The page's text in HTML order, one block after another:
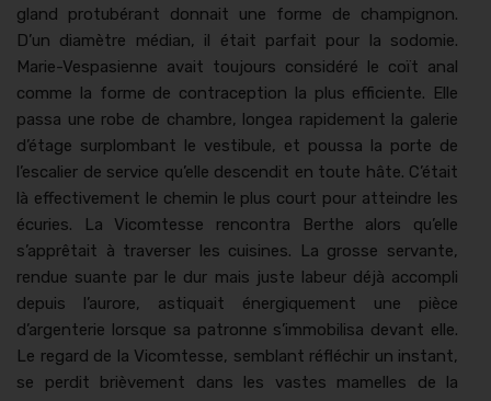
gland pro­tubérant don­nait une forme de champignon.
D’un diamètre médi­an, il était par­fait pour la sodomie.
Marie-Ves­pasi­enne avait tou­jours con­sid­éré le coït anal
comme la forme de con­tra­cep­tion la plus effi­ciente. Elle
pas­sa une robe de cham­bre, longea rapi­de­ment la galerie
d’étage sur­plom­bant le vestibule, et pous­sa la porte de
l’escalier de ser­vice qu’elle descen­dit en toute hâte. C’était
là effec­tive­ment le chemin le plus court pour attein­dre les
écuries. La Vicomtesse ren­con­tra Berthe alors qu’elle
s’apprêtait à tra­vers­er les cuisines. La grosse ser­vante,
ren­due suante par le dur mais juste labeur déjà accom­pli
depuis l’aurore, asti­quait énergique­ment une pièce
d’argenterie lorsque sa patronne s’immobilisa devant elle.
Le regard de la Vicomtesse, sem­blant réfléchir un instant,
se perdit briève­ment dans les vastes mamelles de la